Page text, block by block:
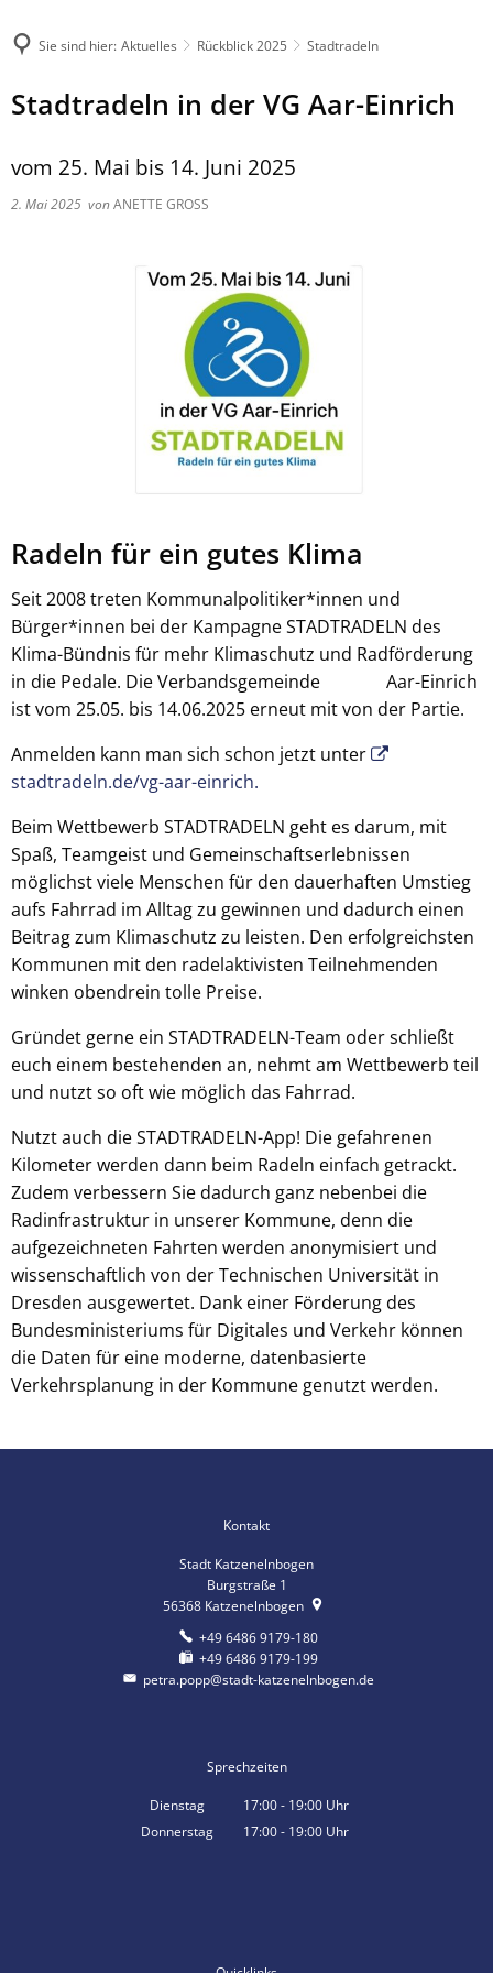
Sie sind hier: Aktuelles Rückblick 2025 Stadtradeln
Stadtradeln in der VG Aar-Einrich
vom 25. Mai bis 14. Juni 2025
2. Mai 2025 vonANETTE GROSS
Radeln für ein gutes Klima
Seit 2008 treten Kommunalpolitiker*innen und
Bürger*innen bei der Kampagne STADTRADELN des
Klima-Bündnis für mehr Klimaschutz und Radförderung
in die Pedale. Die Verbandsgemeinde Aar-Einrich
ist vom 25.05. bis 14.06.2025 erneut mit von der Partie.
Anmelden kann man sich schon jetzt unter
stadtradeln.de/vg-aar-einrich.
Beim Wettbewerb STADTRADELN geht es darum, mit
Spaß, Teamgeist und Gemeinschaftserlebnissen
möglichst viele Menschen für den dauerhaften Umstieg
aufs Fahrrad im Alltag zu gewinnen und dadurch einen
Beitrag zum Klimaschutz zu leisten. Den erfolgreichsten
Kommunen mit den radelaktivisten Teilnehmenden
winken obendrein tolle Preise.
Gründet gerne ein STADTRADELN-Team oder schließt
euch einem bestehenden an, nehmt am Wettbewerb teil
und nutzt so oft wie möglich das Fahrrad.
Nutzt auch die STADTRADELN-App! Die gefahrenen
Kilometer werden dann beim Radeln einfach getrackt.
Zudem verbessern Sie dadurch ganz nebenbei die
Radinfrastruktur in unserer Kommune, denn die
aufgezeichneten Fahrten werden anonymisiert und
wissenschaftlich von der Technischen Universität in
Dresden ausgewertet. Dank einer Förderung des
Bundesministeriums für Digitales und Verkehr können
die Daten für eine moderne, datenbasierte
Verkehrsplanung in der Kommune genutzt werden.
Kontakt
Stadt Katzenelnbogen
Burgstraße 1
56368 Katzenelnbogen
+49 6486 9179-180
+49 6486 9179-199
petra.popp@stadt-katzenelnbogen.de
Sprechzeiten
Dienstag 17:00- 19:00 Uhr
Von 17:00 bis 19:00 Uhr
Donnerstag 17:00- 19:00 Uhr